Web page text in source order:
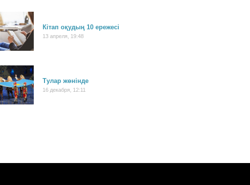
Кітап оқудың 10 ережесі
13 апреля, 19:48
Тулар жөнінде
16 декабря, 12:11